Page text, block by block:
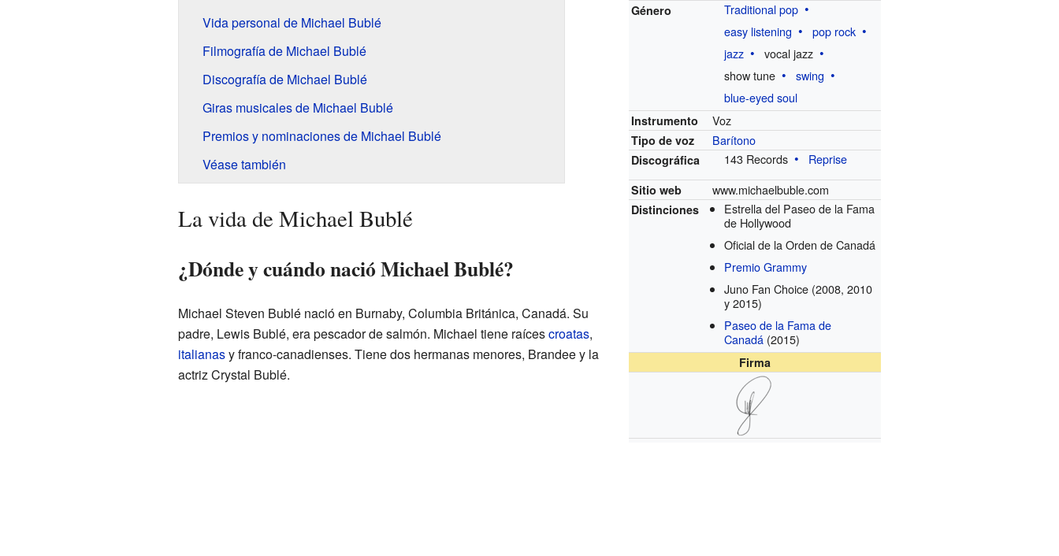
Género
Traditional pop
easy listening
pop rock
jazz
vocal jazz
show tune
swing
blue-eyed soul
Instrumento Voz
Tipo de voz Barítono
Discográfica 143 Records Reprise
Sitio web www.michaelbuble.com
Distinciones
Estrella del Paseo de la Fama
de Hollywood
Oficial de la Orden de Canadá
Premio Grammy
Juno Fan Choice (2008, 2010
y 2015)
Paseo de la Fama de
Canadá (2015)
Firma
Vida personal de Michael Bublé
Filmografía de Michael Bublé
Discografía de Michael Bublé
Giras musicales de Michael Bublé
Premios y nominaciones de Michael Bublé
Véase también
La vida de Michael Bublé
¿Dónde y cuándo nació Michael Bublé?
Michael Steven Bublé nació en Burnaby, Columbia Británica, Canadá. Su
padre, Lewis Bublé, era pescador de salmón. Michael tiene raícescroatas,
italianasy franco-canadienses. Tiene dos hermanas menores, Brandee y la
actriz Crystal Bublé.